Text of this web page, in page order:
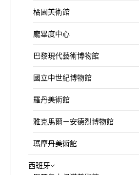
橘園美術館
龐畢度中心
巴黎現代藝術博物館
國立中世紀博物館
羅丹美術館
雅克馬爾－安德烈博物館
瑪摩丹美術館
西班牙